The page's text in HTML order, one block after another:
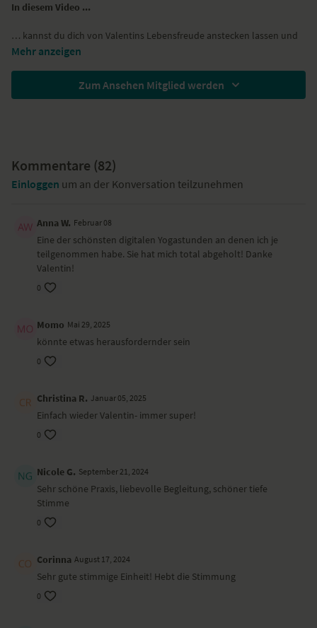
In diesem Video ...
… kannst du dich von Valentins Lebensfreude anstecken lassen und
deine innere Kraft und somit deine Lebensfreude wieder erwecken.
anfühlt. Alles andere lass weg.
Benötigte Hilfsmittel
Wenn du empfindliche Knie hast, lege dir gern eine gefaltet Decke
Yoga-Übungen (Asanas)
Kindhaltung – Balasana
Kniestand
dynamische Unterarmbrett
Fersensitz – Vajrasana
Seitstütz – Vasisthasana
Kobra – Bhujangasana
Core-Übungen in Rückenlage
Pyramide – Parsvottanasana
Krieger III – Virabhadrasana III
Drehsitz – Matsyendrasana
Fisch – Matsyasana
Kamel – Ustrasana
Shavasana
Wirkung und Vorteile der Yoga-Übungs-Sequenz
Du stärkst deine innere Kraft und erweckst deine Lebensfreude
(wieder).
Ort und Ausstattung
Mehr anzeigen
Zum Ansehen Mitglied werden
Kommentare (82)
Einloggen um an der Konversation teilzunehmen
Anna W. Februar 08
Eine der schönsten digitalen Yogastunden an denen ich je
teilgenommen habe. Sie hat mich total abgeholt! Danke
Valentin!
0
Momo Mai 29, 2025
könnte etwas herausfordernder sein
0
Christina R. Januar 05, 2025
Einfach wieder Valentin- immer super!
0
Nicole G. September 21, 2024
Sehr schöne Praxis, liebevolle Begleitung, schöner tiefe
Stimme
0
Corinna August 17, 2024
Sehr gute stimmige Einheit! Hebt die Stimmung
0